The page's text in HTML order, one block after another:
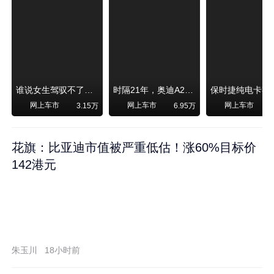
谁说女生驾驭不了大SUV？看我开问界M6驰骋坝上草原！
网上车市 3.15万
时隔21年，奥迪A2强势归来！
网上车市 6.95万 网上车市
花旗：比亚迪市值被严重低估！涨60%目标价
142港元
朱玉川 18小时前